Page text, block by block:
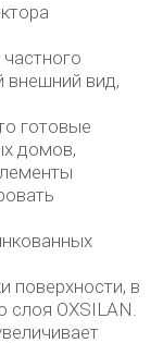
внешний вид,
готовые
домов,
поверхности, в
слоя OXSILAN.